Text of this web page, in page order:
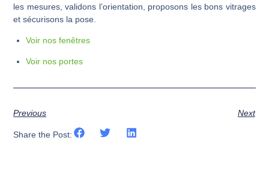
les mesures, validons l’orientation, proposons les bons vitrages
et sécurisons la pose.
Voir nos fenêtres
Voir nos portes
Previous Next
Share the Post: